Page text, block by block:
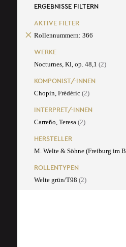
ERGEBNISSE FILTERN
AKTIVE FILTER
Rollennummern: 366
WERKE
Nocturnes, Kl, op. 48,1 (2)
KOMPONIST/-INNEN
Chopin, Frédéric (2)
INTERPRET/-INNEN
Carreño, Teresa (2)
HERSTELLER
M. Welte & Söhne (Freiburg im
ROLLENTYPEN
Welte grün/T98 (2)